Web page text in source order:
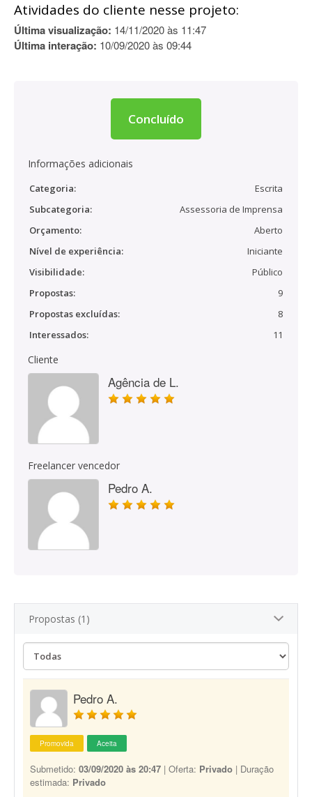
Atividades do cliente nesse projeto:
Última visualização: 14/11/2020 às 11:47
Última interação: 10/09/2020 às 09:44
Concluído
Informações adicionais
Categoria:
Escrita
Subcategoria:
Assessoria de Imprensa
Orçamento:
Aberto
Nível de experiência:
Iniciante
Visibilidade:
Público
Propostas:
9
Propostas excluídas:
8
Interessados:
11
Cliente
Agência de L.
Freelancer vencedor
Pedro A.
Propostas (1)
Pedro A.
Promovida Aceita
Submetido: 03/09/2020 às 20:47 | Oferta: Privado | Duração
estimada: Privado